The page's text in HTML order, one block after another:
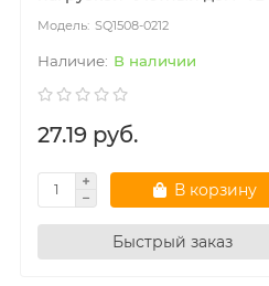
SQ1508-0212
В наличии
27.19 руб.
В корзину
Быстрый заказ